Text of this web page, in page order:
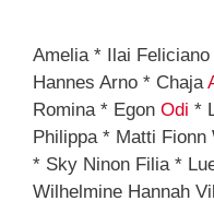
Amelia * Ilai
Hannes Arno * Chaja
Romina * Egon Odi *
Philippa * Matti Fionn
* Sky Ninon Filia *
Wilhelmine Hannah